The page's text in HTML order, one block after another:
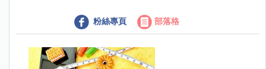
粉絲專頁 部落格